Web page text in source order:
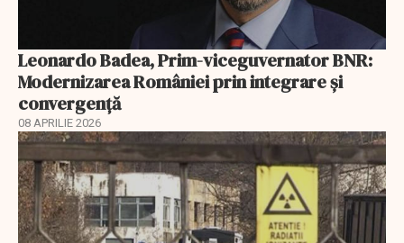
Leonardo Badea, Prim-viceguvernator BNR:
Modernizarea României prin integrare și
convergență
08 APRILIE 2026